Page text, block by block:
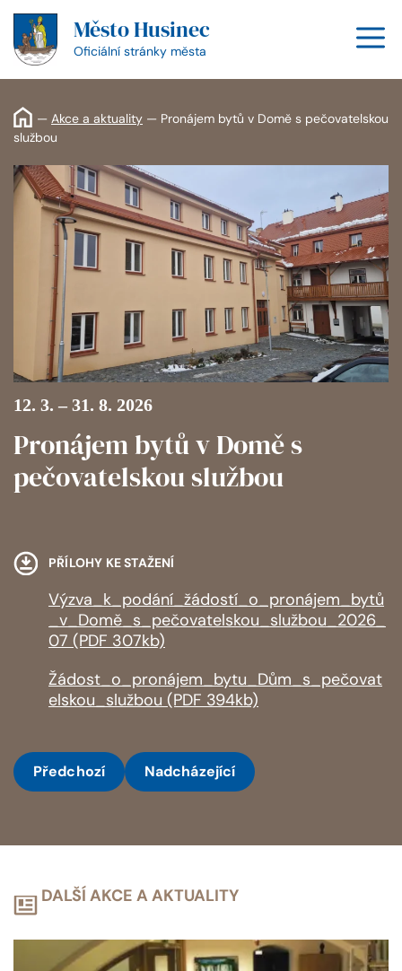
Přeskočit
obsah
Město Husinec
Oficiální stránky města
— Akce a aktuality — Pronájem bytů v Domě s pečovatelskou
službou
12. 3. – 31. 8. 2026
Pronájem bytů v Domě s
pečovatelskou službou
PŘÍLOHY KE STAŽENÍ
Výzva_k_podání_žádostí_o_pronájem_bytů
_v_Domě_s_pečovatelskou_službou_2026_
07 (PDF 307kb)
Žádost_o_pronájem_bytu_Dům_s_pečovat
elskou_službou (PDF 394kb)
Předchozí Nadcházející
DALŠÍ AKCE A AKTUALITY